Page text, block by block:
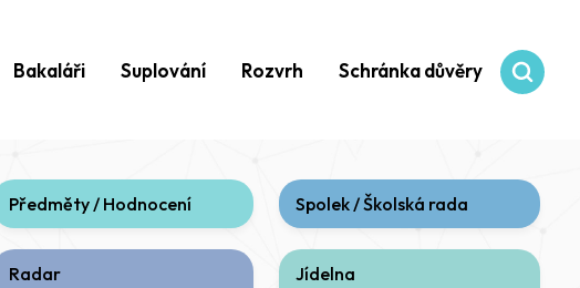
Bakaláři Suplování Rozvrh Schránka důvěry
Předměty / Hodnocení Spolek / Školská rada
Radar Jídelna